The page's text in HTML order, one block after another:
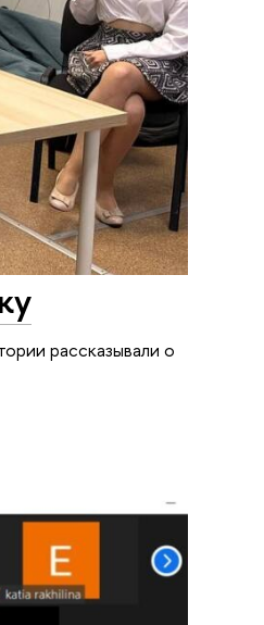
рассказывали о